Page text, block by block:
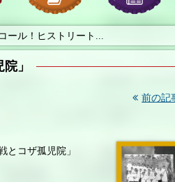
ール！ヒストリート...
」
前の記
コザ孤児院」